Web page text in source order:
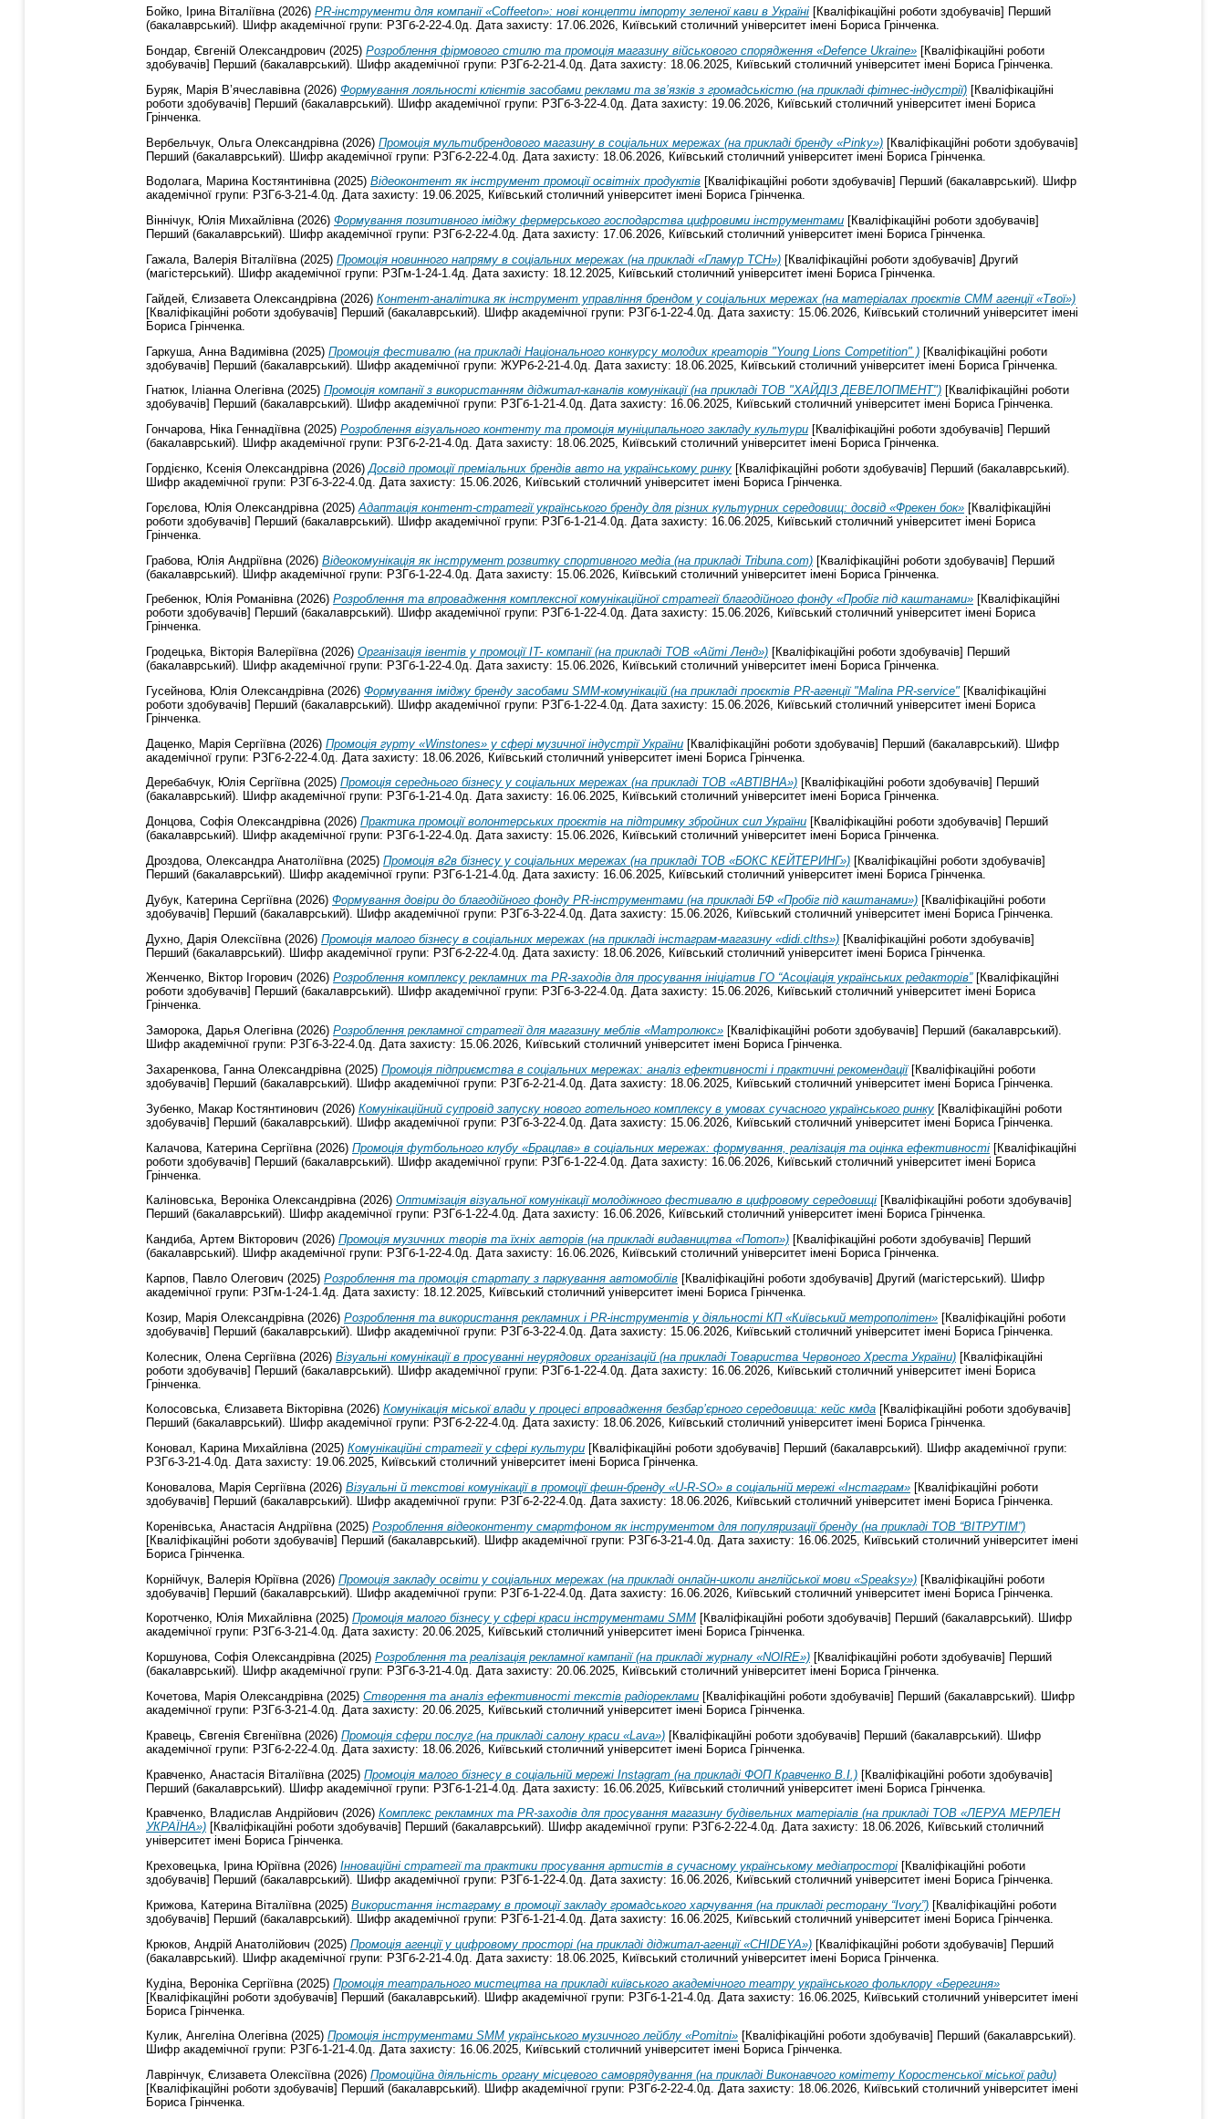
Бойко, Ірина Віталіївна(2026) PR-інструменти для компанії «Coffeeton»: нові концепти імпорту зеленої кави в Україні [Кваліфікаційні роботи здобувачів] Перший
(бакалаврський). Шифр академічної групи: РЗГб-2-22-4.0д. Дата захисту: 17.06.2026, Київський столичний університет імені Бориса Грінченка.
Бондар, Євгеній Олександрович (2025) Розроблення фірмового стилю та промоція магазину військового спорядження «Defence Ukraine» [Кваліфікаційні роботи
здобувачів] Перший (бакалаврський). Шифр академічної групи: РЗГб-2-21-4.0д. Дата захисту: 18.06.2025, Київський столичний університет імені Бориса Грінченка.
Буряк, Марія В’ячеславівна (2026) Формування лояльності клієнтів засобами реклами та зв’язків з громадськістю (на прикладі фітнес-індустрії) [Кваліфікаційні
роботи здобувачів] Перший (бакалаврський). Шифр академічної групи: РЗГб-3-22-4.0д. Дата захисту: 19.06.2026, Київський столичний університет імені Бориса
Грінченка.
Вербельчук, Ольга Олександрівна (2026) Промоція мультибрендового магазину в соціальних мережах (на прикладі бренду «Pinky») [Кваліфікаційні роботи здобувачів]
Перший (бакалаврський). Шифр академічної групи: РЗГб-2-22-4.0д. Дата захисту: 18.06.2026, Київський столичний університет імені Бориса Грінченка.
Водолага, Марина Костянтинівна(2025) Відеоконтент як інструмент промоції освітніх продуктів [Кваліфікаційні роботи здобувачів] Перший (бакалаврський). Шифр
академічної групи: РЗГб-3-21-4.0д. Дата захисту: 19.06.2025, Київський столичний університет імені Бориса Грінченка.
Віннічук, Юлія Михайлівна(2026) Формування позитивного іміджу фермерського господарства цифровими інструментами [Кваліфікаційні роботи здобувачів]
Перший (бакалаврський). Шифр академічної групи: РЗГб-2-22-4.0д. Дата захисту: 17.06.2026, Київський столичний університет імені Бориса Грінченка.
Гажала, Валерія Віталіївна (2025) Промоція новинного напряму в соціальних мережах (на прикладі «Гламур ТСН») [Кваліфікаційні роботи здобувачів] Другий
(магістерський). Шифр академічної групи: РЗГм-1-24-1.4д. Дата захисту: 18.12.2025, Київський столичний університет імені Бориса Грінченка.
Гайдей, Єлизавета Олександрівна (2026) Контент-аналітика як інструмент управління брендом у соціальних мережах (на матеріалах проєктів СММ агенції «Твої»)
[Кваліфікаційні роботи здобувачів] Перший (бакалаврський). Шифр академічної групи: РЗГб-1-22-4.0д. Дата захисту: 15.06.2026, Київський столичний університет імені
Бориса Грінченка.
Гаркуша, Анна Вадимівна (2025) Промоція фестивалю (на прикладі Національного конкурсу молодих креаторів "Young Lions Competition" ) [Кваліфікаційні роботи
здобувачів] Перший (бакалаврський). Шифр академічної групи: ЖУРб-2-21-4.0д. Дата захисту: 18.06.2025, Київський столичний університет імені Бориса Грінченка.
Гнатюк, Іліанна Олегівна(2025) Промоція компанії з використанням діджитал-каналів комунікації (на прикладі ТОВ "ХАЙДІЗ ДЕВЕЛОПМЕНТ") [Кваліфікаційні роботи
здобувачів] Перший (бакалаврський). Шифр академічної групи: РЗГб-1-21-4.0д. Дата захисту: 16.06.2025, Київський столичний університет імені Бориса Грінченка.
Гончарова, Ніка Геннадіївна(2025) Розроблення візуального контенту та промоція муніципального закладу культури [Кваліфікаційні роботи здобувачів] Перший
(бакалаврський). Шифр академічної групи: РЗГб-2-21-4.0д. Дата захисту: 18.06.2025, Київський столичний університет імені Бориса Грінченка.
Гордієнко, Ксенія Олександрівна (2026) Досвід промоції преміальних брендів авто на українському ринку [Кваліфікаційні роботи здобувачів] Перший (бакалаврський).
Шифр академічної групи: РЗГб-3-22-4.0д. Дата захисту: 15.06.2026, Київський столичний університет імені Бориса Грінченка.
Горєлова, Юлія Олександрівна (2025) Адаптація контент-стратегії українського бренду для різних культурних середовищ: досвід «Фрекен бок» [Кваліфікаційні
роботи здобувачів] Перший (бакалаврський). Шифр академічної групи: РЗГб-1-21-4.0д. Дата захисту: 16.06.2025, Київський столичний університет імені Бориса
Грінченка.
Грабова, Юлія Андріївна (2026) Відеокомунікація як інструмент розвитку спортивного медіа (на прикладі Tribuna.com) [Кваліфікаційні роботи здобувачів] Перший
(бакалаврський). Шифр академічної групи: РЗГб-1-22-4.0д. Дата захисту: 15.06.2026, Київський столичний університет імені Бориса Грінченка.
Гребенюк, Юлія Романівна(2026) Розроблення та впровадження комплексної комунікаційної стратегії благодійного фонду «Пробіг під каштанами» [Кваліфікаційні
роботи здобувачів] Перший (бакалаврський). Шифр академічної групи: РЗГб-1-22-4.0д. Дата захисту: 15.06.2026, Київський столичний університет імені Бориса
Грінченка.
Гродецька, Вікторія Валеріївна(2026) Організація івентів у промоції IT- компанії (на прикладі ТОВ «Айті Ленд») [Кваліфікаційні роботи здобувачів] Перший
(бакалаврський). Шифр академічної групи: РЗГб-1-22-4.0д. Дата захисту: 15.06.2026, Київський столичний університет імені Бориса Грінченка.
Гусейнова, Юлія Олександрівна (2026) Формування іміджу бренду засобами SMM-комунікацій (на прикладі проєктів PR-агенції "Malina PR-service" [Кваліфікаційні
роботи здобувачів] Перший (бакалаврський). Шифр академічної групи: РЗГб-1-22-4.0д. Дата захисту: 15.06.2026, Київський столичний університет імені Бориса
Грінченка.
Даценко, Марія Сергіївна (2026) Промоція гурту «Winstones» у сфері музичної індустрії України [Кваліфікаційні роботи здобувачів] Перший (бакалаврський). Шифр
академічної групи: РЗГб-2-22-4.0д. Дата захисту: 18.06.2026, Київський столичний університет імені Бориса Грінченка.
Деребабчук, Юлія Сергіївна(2025) Промоція середнього бізнесу у соціальних мережах (на прикладі ТОВ «АВТІВНА») [Кваліфікаційні роботи здобувачів] Перший
(бакалаврський). Шифр академічної групи: РЗГб-1-21-4.0д. Дата захисту: 16.06.2025, Київський столичний університет імені Бориса Грінченка.
Донцова, Софія Олександрівна(2026) Практика промоції волонтерських проєктів на підтримку збройних сил України [Кваліфікаційні роботи здобувачів] Перший
(бакалаврський). Шифр академічної групи: РЗГб-1-22-4.0д. Дата захисту: 15.06.2026, Київський столичний університет імені Бориса Грінченка.
Дроздова, Олександра Анатоліївна(2025) Промоція в2в бізнесу у соціальних мережах (на прикладі ТОВ «БОКС КЕЙТЕРИНГ») [Кваліфікаційні роботи здобувачів]
Перший (бакалаврський). Шифр академічної групи: РЗГб-1-21-4.0д. Дата захисту: 16.06.2025, Київський столичний університет імені Бориса Грінченка.
Дубук, Катерина Сергіївна (2026) Формування довіри до благодійного фонду PR-інструментами (на прикладі БФ «Пробіг під каштанами») [Кваліфікаційні роботи
здобувачів] Перший (бакалаврський). Шифр академічної групи: РЗГб-3-22-4.0д. Дата захисту: 15.06.2026, Київський столичний університет імені Бориса Грінченка.
Духно, Дарія Олексіївна (2026) Промоція малого бізнесу в соціальних мережах (на прикладі інстаграм-магазину «didi.clths») [Кваліфікаційні роботи здобувачів]
Перший (бакалаврський). Шифр академічної групи: РЗГб-2-22-4.0д. Дата захисту: 18.06.2026, Київський столичний університет імені Бориса Грінченка.
Женченко, Віктор Ігорович (2026) Розроблення комплексу рекламних та PR-заходів для просування ініціатив ГО “Асоціація українських редакторів”[Кваліфікаційні
роботи здобувачів] Перший (бакалаврський). Шифр академічної групи: РЗГб-3-22-4.0д. Дата захисту: 15.06.2026, Київський столичний університет імені Бориса
Грінченка.
Заморока, Дарья Олегівна(2026) Розроблення рекламної стратегії для магазину меблів «Матролюкс» [Кваліфікаційні роботи здобувачів] Перший (бакалаврський).
Шифр академічної групи: РЗГб-3-22-4.0д. Дата захисту: 15.06.2026, Київський столичний університет імені Бориса Грінченка.
Захаренкова, Ганна Олександрівна(2025) Промоція підприємства в соціальних мережах: аналіз ефективності і практичні рекомендації[Кваліфікаційні роботи
здобувачів] Перший (бакалаврський). Шифр академічної групи: РЗГб-2-21-4.0д. Дата захисту: 18.06.2025, Київський столичний університет імені Бориса Грінченка.
Зубенко, Макар Костянтинович (2026) Комунікаційний супровід запуску нового готельного комплексу в умовах сучасного українського ринку [Кваліфікаційні роботи
здобувачів] Перший (бакалаврський). Шифр академічної групи: РЗГб-3-22-4.0д. Дата захисту: 15.06.2026, Київський столичний університет імені Бориса Грінченка.
Калачова, Катерина Сергіївна (2026) Промоція футбольного клубу «Брацлав» в соціальних мережах: формування, реалізація та оцінка ефективності [Кваліфікаційні
роботи здобувачів] Перший (бакалаврський). Шифр академічної групи: РЗГб-1-22-4.0д. Дата захисту: 16.06.2026, Київський столичний університет імені Бориса
Грінченка.
Каліновська, Вероніка Олександрівна(2026) Оптимізація візуальної комунікації молодіжного фестивалю в цифровому середовищі [Кваліфікаційні роботи здобувачів]
Перший (бакалаврський). Шифр академічної групи: РЗГб-1-22-4.0д. Дата захисту: 16.06.2026, Київський столичний університет імені Бориса Грінченка.
Кандиба, Артем Вікторович (2026) Промоція музичних творів та їхніх авторів (на прикладі видавництва «Потоп») [Кваліфікаційні роботи здобувачів] Перший
(бакалаврський). Шифр академічної групи: РЗГб-1-22-4.0д. Дата захисту: 16.06.2026, Київський столичний університет імені Бориса Грінченка.
Карпов, Павло Олегович (2025) Розроблення та промоція стартапу з паркування автомобілів [Кваліфікаційні роботи здобувачів] Другий (магістерський). Шифр
академічної групи: РЗГм-1-24-1.4д. Дата захисту: 18.12.2025, Київський столичний університет імені Бориса Грінченка.
Козир, Марія Олександрівна (2026) Розроблення та використання рекламних і PR-інструментів у діяльності КП «Київський метрополітен» [Кваліфікаційні роботи
здобувачів] Перший (бакалаврський). Шифр академічної групи: РЗГб-3-22-4.0д. Дата захисту: 15.06.2026, Київський столичний університет імені Бориса Грінченка.
Колесник, Олена Сергіївна (2026) Візуальні комунікації в просуванні неурядових організацій (на прикладі Товариства Червоного Хреста України) [Кваліфікаційні
роботи здобувачів] Перший (бакалаврський). Шифр академічної групи: РЗГб-1-22-4.0д. Дата захисту: 16.06.2026, Київський столичний університет імені Бориса
Грінченка.
Колосовська, Єлизавета Вікторівна(2026) Комунікація міської влади у процесі впровадження безбар’єрного середовища: кейс кмда [Кваліфікаційні роботи здобувачів]
Перший (бакалаврський). Шифр академічної групи: РЗГб-2-22-4.0д. Дата захисту: 18.06.2026, Київський столичний університет імені Бориса Грінченка.
Коновал, Карина Михайлівна(2025) Комунікаційні стратегії у сфері культури [Кваліфікаційні роботи здобувачів] Перший (бакалаврський). Шифр академічної групи:
РЗГб-3-21-4.0д. Дата захисту: 19.06.2025, Київський столичний університет імені Бориса Грінченка.
Коновалова, Марія Сергіївна(2026) Візуальні й текстові комунікації в промоції фешн-бренду «U-R-SO» в соціальній мережі «Інстаграм» [Кваліфікаційні роботи
здобувачів] Перший (бакалаврський). Шифр академічної групи: РЗГб-2-22-4.0д. Дата захисту: 18.06.2026, Київський столичний університет імені Бориса Грінченка.
Коренівська, Анастасія Андріївна (2025) Розроблення відеоконтенту смартфоном як інструментом для популяризації бренду (на прикладі ТОВ “ВІТРУТІМ”)
[Кваліфікаційні роботи здобувачів] Перший (бакалаврський). Шифр академічної групи: РЗГб-3-21-4.0д. Дата захисту: 16.06.2025, Київський столичний університет імені
Бориса Грінченка.
Корнійчук, Валерія Юріївна (2026) Промоція закладу освіти у соціальних мережах (на прикладі онлайн-школи англійської мови «Speaksy») [Кваліфікаційні роботи
здобувачів] Перший (бакалаврський). Шифр академічної групи: РЗГб-1-22-4.0д. Дата захисту: 16.06.2026, Київський столичний університет імені Бориса Грінченка.
Коротченко, Юлія Михайлівна(2025) Промоція малого бізнесу у сфері краси інструментами SMM [Кваліфікаційні роботи здобувачів] Перший (бакалаврський). Шифр
академічної групи: РЗГб-3-21-4.0д. Дата захисту: 20.06.2025, Київський столичний університет імені Бориса Грінченка.
Коршунова, Софія Олександрівна(2025) Розроблення та реалізація рекламної кампанії (на прикладі журналу «NOIRE») [Кваліфікаційні роботи здобувачів] Перший
(бакалаврський). Шифр академічної групи: РЗГб-3-21-4.0д. Дата захисту: 20.06.2025, Київський столичний університет імені Бориса Грінченка.
Кочетова, Марія Олександрівна(2025) Створення та аналіз ефективності текстів радіореклами [Кваліфікаційні роботи здобувачів] Перший (бакалаврський). Шифр
академічної групи: РЗГб-3-21-4.0д. Дата захисту: 20.06.2025, Київський столичний університет імені Бориса Грінченка.
Кравець, Євгенія Євгеніївна (2026) Промоція сфери послуг (на прикладі салону краси «Lava») [Кваліфікаційні роботи здобувачів] Перший (бакалаврський). Шифр
академічної групи: РЗГб-2-22-4.0д. Дата захисту: 18.06.2026, Київський столичний університет імені Бориса Грінченка.
Кравченко, Анастасія Віталіївна (2025) Промоція малого бізнесу в соціальній мережі Instagram (на прикладі ФОП Кравченко В.І.) [Кваліфікаційні роботи здобувачів]
Перший (бакалаврський). Шифр академічної групи: РЗГб-1-21-4.0д. Дата захисту: 16.06.2025, Київський столичний університет імені Бориса Грінченка.
Кравченко, Владислав Андрійович (2026) Комплекс рекламних та PR-заходів для просування магазину будівельних матеріалів (на прикладі ТОВ «ЛЕРУА МЕРЛЕН
УКРАЇНА») [Кваліфікаційні роботи здобувачів] Перший (бакалаврський). Шифр академічної групи: РЗГб-2-22-4.0д. Дата захисту: 18.06.2026, Київський столичний
університет імені Бориса Грінченка.
Креховецька, Ірина Юріївна(2026) Інноваційні стратегії та практики просування артистів в сучасному українському медіапросторі [Кваліфікаційні роботи
здобувачів] Перший (бакалаврський). Шифр академічної групи: РЗГб-1-22-4.0д. Дата захисту: 16.06.2026, Київський столичний університет імені Бориса Грінченка.
Крижова, Катерина Віталіївна(2025) Використання інстаграму в промоції закладу громадського харчування (на прикладі ресторанy “Ivory”) [Кваліфікаційні роботи
здобувачів] Перший (бакалаврський). Шифр академічної групи: РЗГб-1-21-4.0д. Дата захисту: 16.06.2025, Київський столичний університет імені Бориса Грінченка.
Крюков, Андрій Анатолійович (2025) Промоція агенції у цифровому просторі (на прикладі діджитал-агенції «CHIDEYA») [Кваліфікаційні роботи здобувачів] Перший
(бакалаврський). Шифр академічної групи: РЗГб-2-21-4.0д. Дата захисту: 18.06.2025, Київський столичний університет імені Бориса Грінченка.
Кудіна, Вероніка Сергіївна (2025) Промоція театрального мистецтва на прикладі київського академічного театру українського фольклору «Берегиня»
[Кваліфікаційні роботи здобувачів] Перший (бакалаврський). Шифр академічної групи: РЗГб-1-21-4.0д. Дата захисту: 16.06.2025, Київський столичний університет імені
Бориса Грінченка.
Кулик, Ангеліна Олегівна(2025) Промоція інструментами SMM українського музичного лейблу «Pomitni» [Кваліфікаційні роботи здобувачів] Перший (бакалаврський).
Шифр академічної групи: РЗГб-1-21-4.0д. Дата захисту: 16.06.2025, Київський столичний університет імені Бориса Грінченка.
Лаврінчук, Єлизавета Олексіївна(2026) Промоційна діяльність органу місцевого самоврядування (на прикладі Виконавчого комітету Коростенської міської ради)
[Кваліфікаційні роботи здобувачів] Перший (бакалаврський). Шифр академічної групи: РЗГб-2-22-4.0д. Дата захисту: 18.06.2026, Київський столичний університет імені
Бориса Грінченка.